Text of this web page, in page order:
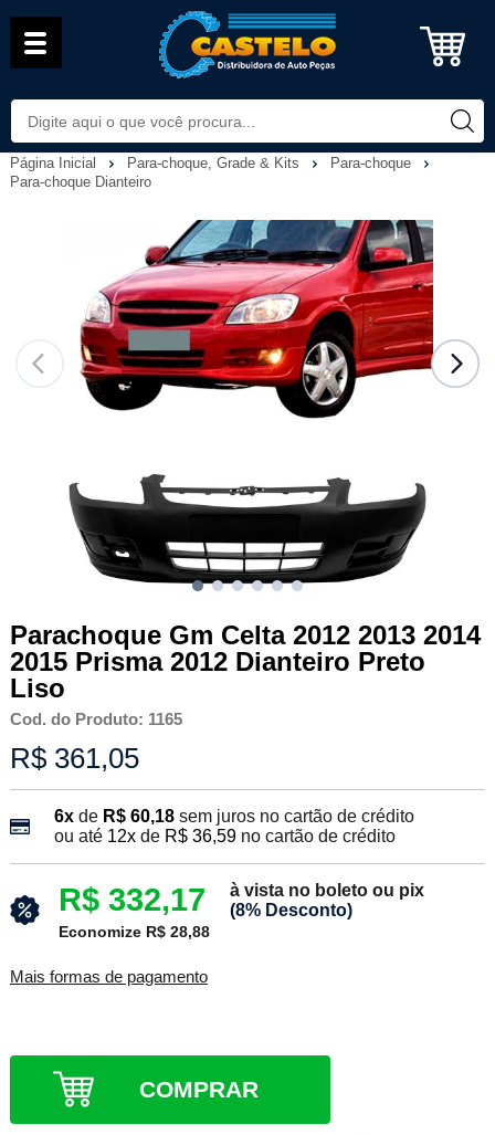
Página Inicial Para-choque, Grade & Kits
Para-choque
Para-choque Dianteiro
Parachoque Gm Celta 2012 2013 2014
2015 Prisma 2012 Dianteiro Preto
Liso
Cod. do Produto: 1165
R$ 361,05
6xde R$ 60,18 sem juros no cartão de crédito
ou até 12xde R$ 36,59no cartão de crédito
R$ 332,17
à vista no boleto ou pix
(8% Desconto)
Economize R$ 28,88
Mais formas de pagamento
COMPRAR